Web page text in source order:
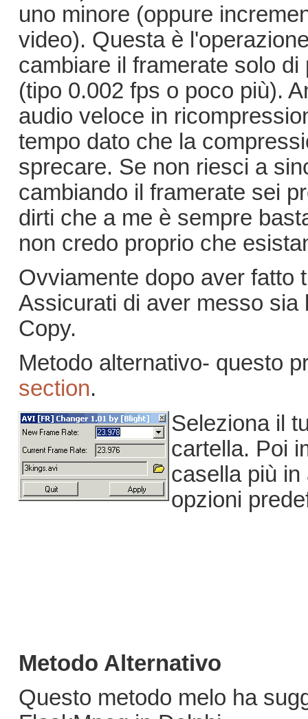
uno minore (oppure
video). Questa è
cambiare il framerate solo
(tipo 0.002 fps o poco più).
audio veloce in
tempo dato che la
sprecare. Se non riesci a
cambiando il framerate sei
dirti che a me è sempre
non credo proprio che
Ovviamente dopo aver fatto
Assicurati di aver messo
Copy.
Metodo alternativo- questo
section.
Seleziona il
cartella. Poi
casella più
opzioni
Metodo Alternativo
Questo metodo melo ha